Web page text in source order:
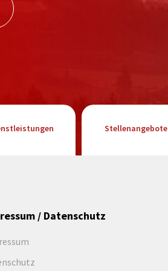
Stellenangebote
/ Datenschutz